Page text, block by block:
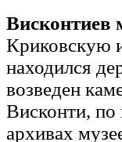
Висконтиев
Криковскую
находился
возведен
Висконти, по
архивах